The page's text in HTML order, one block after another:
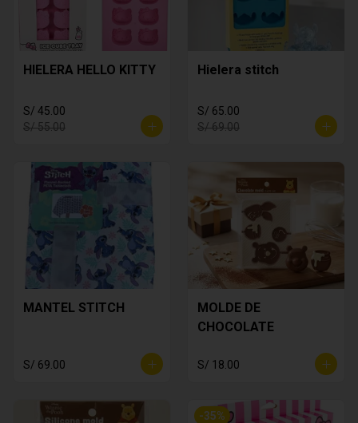
HIELERA HELLO KITTY
S/ 45.00
S/ 55.00
Hielera stitch
S/ 65.00
S/ 69.00
MANTEL STITCH
S/ 69.00
MOLDE DE
CHOCOLATE
S/ 18.00
-35%